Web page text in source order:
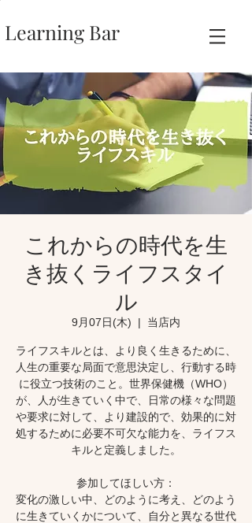
Learning Bar
これからの時代を生
き抜くライフスタイ
ル
9月07日(木)
  |
当店内
ライフスキルとは、より良く生きるために、
人生の重要な局面で意思決定し、行動する時
に役立つ技術のこと。世界保健機（WHO）
が、人が生きていく中で、日常の様々な問題
や要求に対して、より建設的で、効果的に対
処するために必要不可欠な能力を、ライフス
キルと定義しました。
​参加してほしい方：
変化の激しい中、どのように考え、どのよう
に生きていくかについて、自分と異なる世代